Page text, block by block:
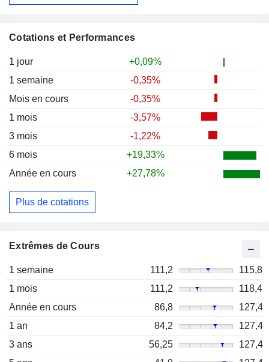
Cotations et Performances
1 jour
+0,09%
1 semaine
-0,35%
Mois en cours
-0,35%
1 mois
-3,57%
3 mois
-1,22%
6 mois
+19,33%
Année en cours
+27,78%
Plus de cotations
Extrêmes de Cours
1 semaine 111,2
115,8
1 mois
111,2
118,4
Année en cours
86,8
127,4
1 an
84,2
127,4
3 ans
56,25
127,4